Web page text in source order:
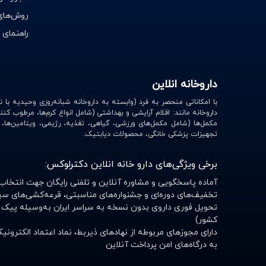
راموفارمین | Ramofarmin
بهستان | Behestan
ویتا آریا | Vita Aria
طب رازی | Teb Razi
سلکشن سیتی | Selection City
نوتری فیز | Notri Fiz
لایسل | liesel
داروخانه انلاین
داروخانه مانند: اقلام آرایشی و بهداشتی (شامل انواع کرم‌ها،
مکمل‌ها (شامل مکمل‌های ورزشی، گیاهی، تغذیه، رژیمی،
تجهیزات پزشکی خانگی، محصولات دیابتیک.
برخی ویژگی‌های دارو خانه انلاین دکترلوکس:
آماده پاسخگویی و مشاوره آنلاین و تلفنی رایگان جهت
تخفیف‌های دوره‌ای و جشنواره‌های مناسبتی، قرعه‌کشی‌های
تحویل فوری داروی بدون نسخه به سراسر ایران به‌وسیله
کشور)
دارای مجوزهای مربوطه از نهادهای ذیربط، نماد اعتماد
به درگاه‌های امن پرداخت آنلاین